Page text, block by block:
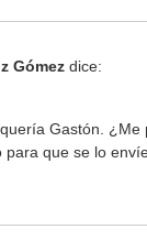
Gómez dice:
Gastón. ¿Me
que se lo